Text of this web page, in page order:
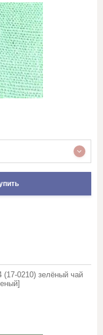
(17-0210) зелёный чай